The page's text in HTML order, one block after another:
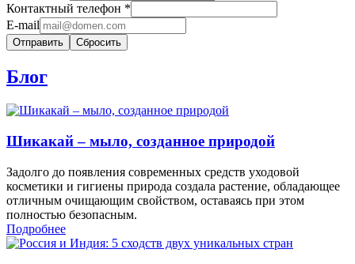
Контактный телефон *
E-mail
Сбросить
Блог
Шикакай – мыло, созданное природой
Задолго до появления современных средств уходовой
косметики и гигиены природа создала растение, обладающее
отличным очищающим свойством, оставаясь при этом
полностью безопасным.
Подробнее